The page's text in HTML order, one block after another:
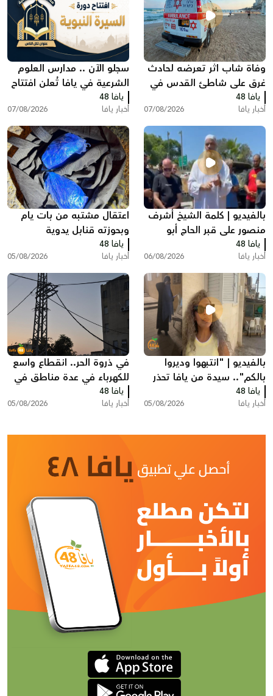
وفاة شاب اثر تعرضه لحادث
غرق على شاطئ القدس في
بات يام جنوب يافا
يافا 48
أخبار يافا 07/08/2026
سجلو الآن .. مدارس العلوم
الشرعية في يافا تُعلن افتتاح
دورة "السيرة النبوية"
يافا 48
أخبار يافا 07/08/2026
بالفيديو | كلمة الشيخ أشرف
منصور على قبر الحاج أبو
العبد أبو شهاب
يافا 48
أخبار يافا 06/08/2026
اعتقال مشتبه من بات يام
وبحوزته قنابل يدوية
يافا 48
أخبار يافا 05/08/2026
بالفيديو | "انتبهوا وديروا
بالكم".. سيدة من يافا تحذر
الأهالي بعد حادثة مريبة أمام
منزلها
يافا 48
أخبار يافا 05/08/2026
في ذروة الحر.. انقطاع واسع
للكهرباء في عدة مناطق في
يافا وتل ابيب
يافا 48
أخبار يافا 05/08/2026